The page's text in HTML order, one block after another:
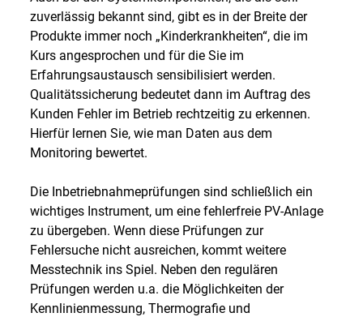
zuverlässig bekannt sind, gibt es in der Breite der
Produkte immer noch „Kinderkrankheiten“, die im
Kurs angesprochen und für die Sie im
Erfahrungsaustausch sensibilisiert werden.
Qualitätssicherung bedeutet dann im Auftrag des
Kunden Fehler im Betrieb rechtzeitig zu erkennen.
Hierfür lernen Sie, wie man Daten aus dem
Monitoring bewertet.
Die Inbetriebnahmeprüfungen sind schließlich ein
wichtiges Instrument, um eine fehlerfreie PV-Anlage
zu übergeben. Wenn diese Prüfungen zur
Fehlersuche nicht ausreichen, kommt weitere
Messtechnik ins Spiel. Neben den regulären
Prüfungen werden u.a. die Möglichkeiten der
Kennlinienmessung, Thermografie und